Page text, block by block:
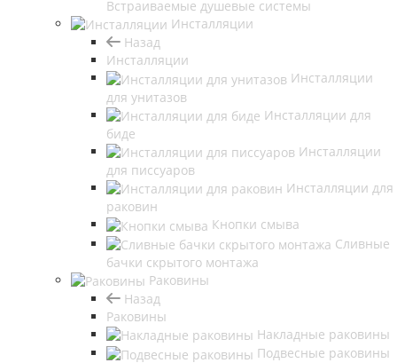
Встраиваемые душевые системы
Инсталляции
Назад
Инсталляции
Инсталляции
для унитазов
Инсталляции для
биде
Инсталляции
для писсуаров
Инсталляции для
раковин
Кнопки смыва
Сливные
бачки скрытого монтажа
Раковины
Назад
Раковины
Накладные раковины
Подвесные раковины